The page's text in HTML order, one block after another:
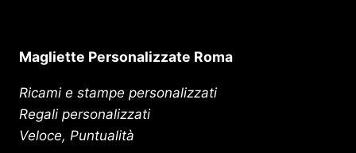
Magliette Personalizzate Roma
Ricami e stampe personalizzati
Regali personalizzati
Veloce, Puntualità